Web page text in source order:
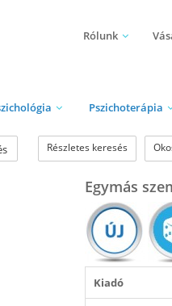
Rólunk
Pszichoterápia
Részletes keresés
Egymás
Kiadó